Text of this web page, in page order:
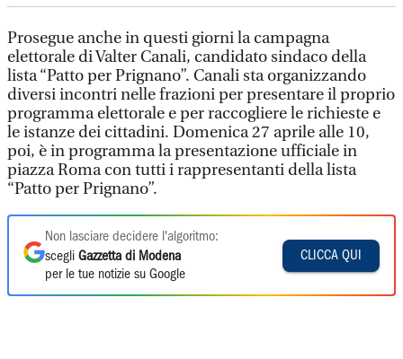
Prosegue anche in questi giorni la campagna
elettorale di Valter Canali, candidato sindaco della
lista “Patto per Prignano”. Canali sta organizzando
diversi incontri nelle frazioni per presentare il proprio
programma elettorale e per raccogliere le richieste e
le istanze dei cittadini. Domenica 27 aprile alle 10,
poi, è in programma la presentazione ufficiale in
piazza Roma con tutti i rappresentanti della lista
“Patto per Prignano”.
Non lasciare decidere l'algoritmo:
scegli Gazzetta di Modena
per le tue notizie su Google
CLICCA QUI